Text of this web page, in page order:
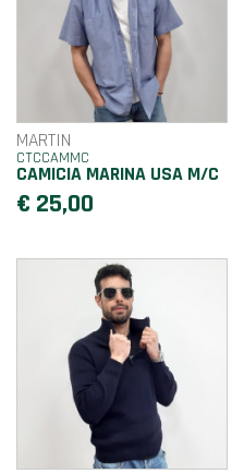
MARTIN
CTCCAMMC
CAMICIA MARINA USA M/C
€ 25,00